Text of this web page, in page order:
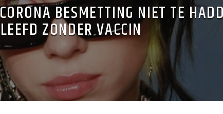
BESMETTING NIET TE
ZONDER VACCIN